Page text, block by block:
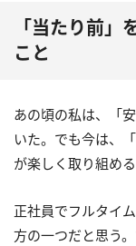
「当たり前」
こと
あの頃の私は、「
いた。でも今は、
が楽しく取り組め
正社員でフルタイ
方の一つだと思う